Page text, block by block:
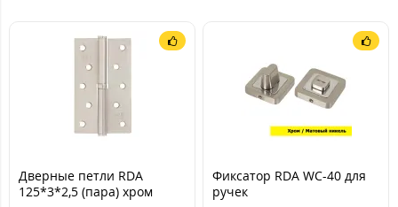
Дверные петли RDA
125*3*2,5 (пара) хром
Фиксатор RDA WC-40 для
ручек